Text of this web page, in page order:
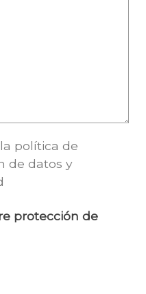
política de
de datos y
protección de